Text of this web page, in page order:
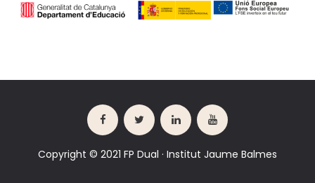
Copyright © 2021 FP Dual · Institut Jaume Balmes